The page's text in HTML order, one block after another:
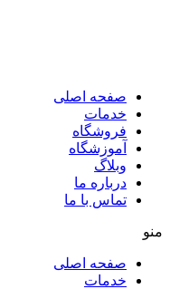
صفحه اصلی
خدمات
فروشگاه
آموزشگاه
وبلاگ
درباره ما
تماس با ما
منو
صفحه اصلی
خدمات